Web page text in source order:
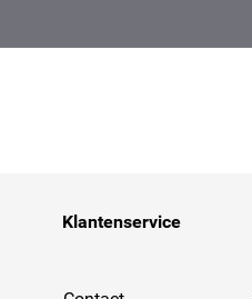
Klantenservice